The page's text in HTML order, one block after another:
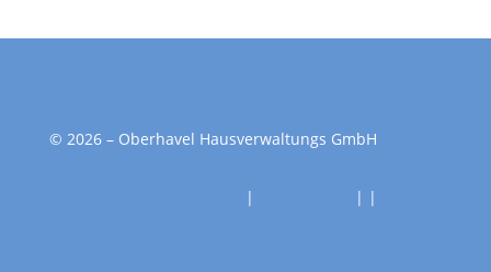
© 2026 – Oberhavel Hausverwaltungs GmbH
| | |